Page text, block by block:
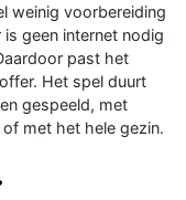
weinig voorbereiding
geen internet nodig
past het
Het spel duurt
gespeeld, met
met het hele gezin.